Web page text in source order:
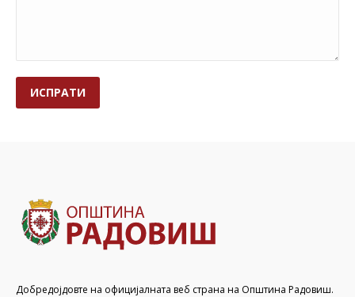
Добредојдовте на официјалната веб страна на Општина Радовиш.